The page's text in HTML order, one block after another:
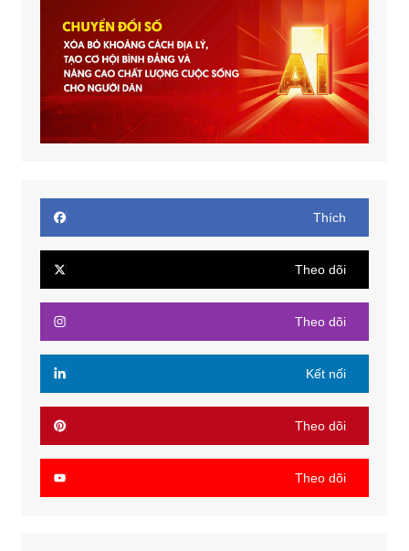
Thích
Theo dõi
Theo dõi
Kết nối
Theo dõi
Theo dõi